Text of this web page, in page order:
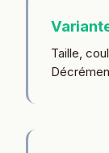
Taille,